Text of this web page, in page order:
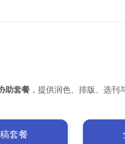
助套餐 ，提供润色、排版、选
套餐